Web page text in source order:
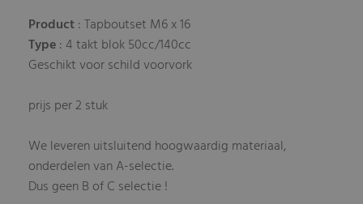
Product: Tapboutset M6 x 16
Type: 4 takt blok 50cc/140cc
Geschikt voor schild voorvork
prijs per 2 stuk
We leveren uitsluitend hoogwaardig materiaal,
onderdelen van A-selectie.
Dus geen B of C selectie !